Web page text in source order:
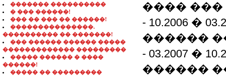
������� ����������
� ��� ������!
��� �� ��� �� ������!
���������������.
���������� �� �������!
��� ������ ������ �����
������������� ���������
����� ������ � ����
������!
����� �� ���������
���� ���
- 10.2006 �
������
- 03.2007 �
������